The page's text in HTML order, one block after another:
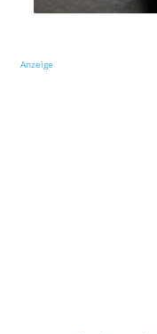
Anzeige